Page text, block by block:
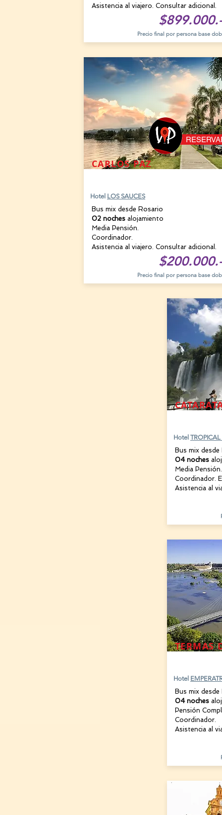
Asistencia al viajero. Consultar adicional.
$899.000.-
Precio final por persona base
CARLOS PAZ
Hotel LOS SAUCES
Bus mix desde Rosario
02 noches alojamiento
Media Pensión.
Coordinador.
Asistencia al viajero. Consultar adicional.
$200.000.-
Precio final por persona base
Hotel
Bus mix
04 noches
Media Pensión.
Coordinador.
Asistencia al
TERMAS
Hotel
Bus mix
04 noches
Pensión
Coordinador.
Asistencia al